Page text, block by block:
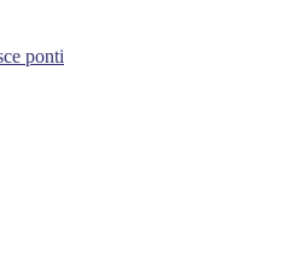
ponti